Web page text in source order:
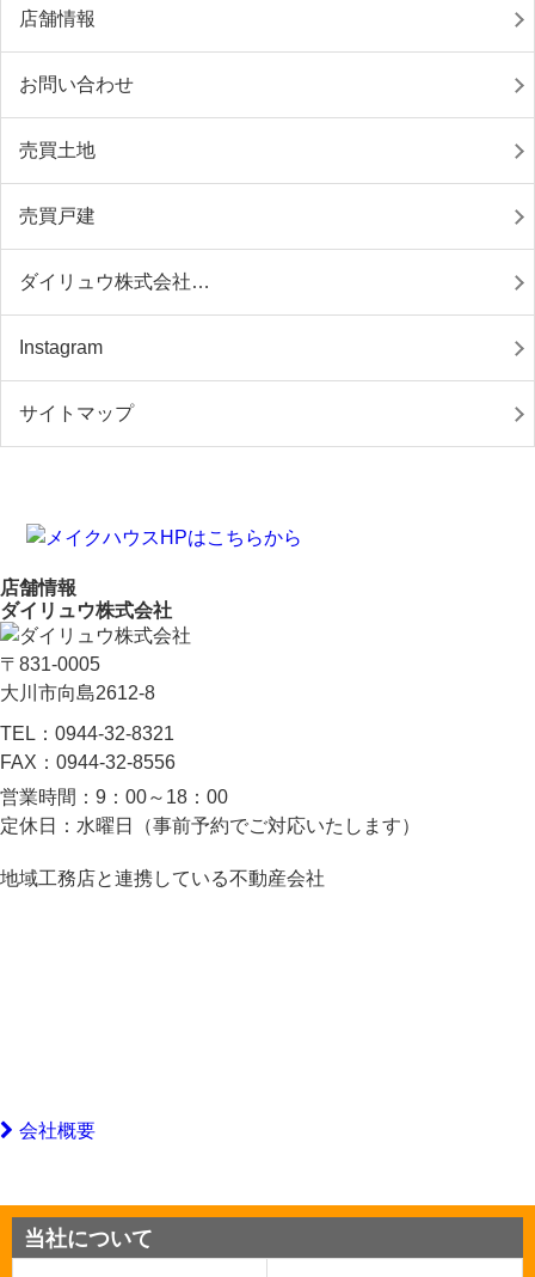
店舗情報
お問い合わせ
売買土地
売買戸建
ダイリュウ株式会社…
Instagram
サイトマップ
店舗情報
ダイリュウ株式会社
〒831-0005
大川市向島2612-8
TEL： 0944-32-8321
FAX： 0944-32-8556
営業時間： 9：00～18：00
定休日： 水曜日（事前予約でご対応いたします）
地域工務店と連携している不動産会社
会社概要
当社について